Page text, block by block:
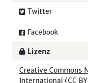
Twitter
Facebook
Lizenz
Creative Commons
International (CC